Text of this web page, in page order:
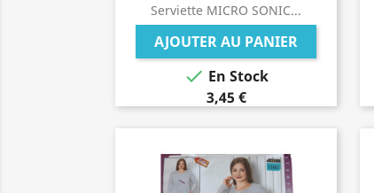
Serviette MICRO SONIC...
AJOUTER AU PANIER
 En Stock
3,45 €